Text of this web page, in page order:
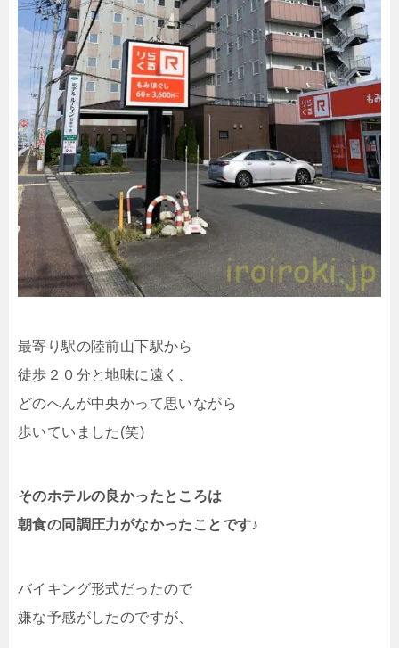
最寄り駅の陸前山下駅から
徒歩２０分と地味に遠く、
どのへんが中央かって思いながら
歩いていました(笑)
そのホテルの良かったところは
朝食の同調圧力がなかったことです♪
バイキング形式だったので
嫌な予感がしたのですが、